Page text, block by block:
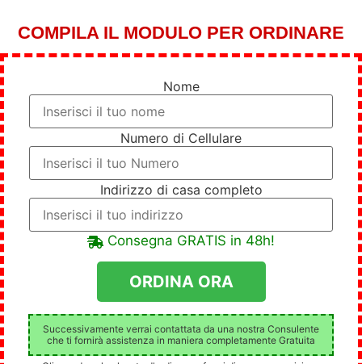
COMPILA IL MODULO PER ORDINARE
Nome
Numero di Cellulare
Indirizzo di casa completo
Consegna GRATIS in 48h!
Successivamente verrai contattata da una nostra Consulente
che ti fornirà assistenza in maniera completamente Gratuita